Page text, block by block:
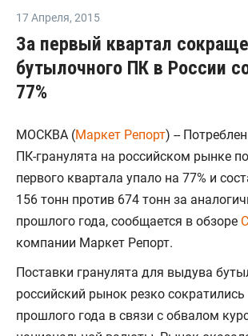
17 Апреля, 2015
За первый квартал
бутылочного ПК в России
77%
МОСКВА (Маркет Репорт) --
ПК-гранулята на российском рынке
первого квартала упало на 77% и
156 тонн против 674 тонн за
прошлого года, сообщается в обзоре
компании Маркет Репорт.
Поставки гранулята для выдува
российский рынок резко сократились
прошлого года в связи с обвалом